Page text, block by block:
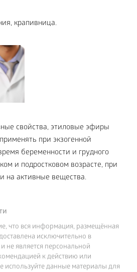
крапивница.
свойства, этиловые эфиры
при экзогенной
беременности и грудного
и подростковом возрасте, при
на активные вещества.
что вся информация, размещённая
исключительно в
не является персональной
к действию или
используйте данные материалы для